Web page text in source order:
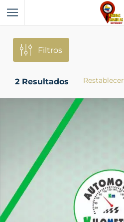
Filtros
2 Resultados Restablecer